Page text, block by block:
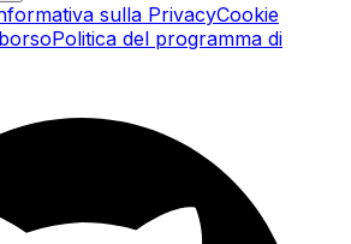
sulla PrivacyCookie
Politica del programma di